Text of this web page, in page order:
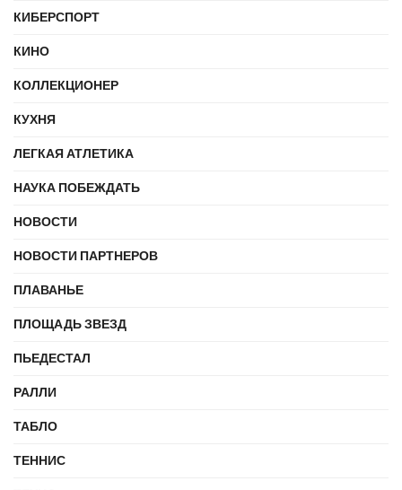
КИБЕРСПОРТ
КИНО
КОЛЛЕКЦИОНЕР
КУХНЯ
ЛЕГКАЯ АТЛЕТИКА
НАУКА ПОБЕЖДАТЬ
НОВОСТИ
НОВОСТИ ПАРТНЕРОВ
ПЛАВАНЬЕ
ПЛОЩАДЬ ЗВЕЗД
ПЬЕДЕСТАЛ
РАЛЛИ
ТАБЛО
ТЕННИС